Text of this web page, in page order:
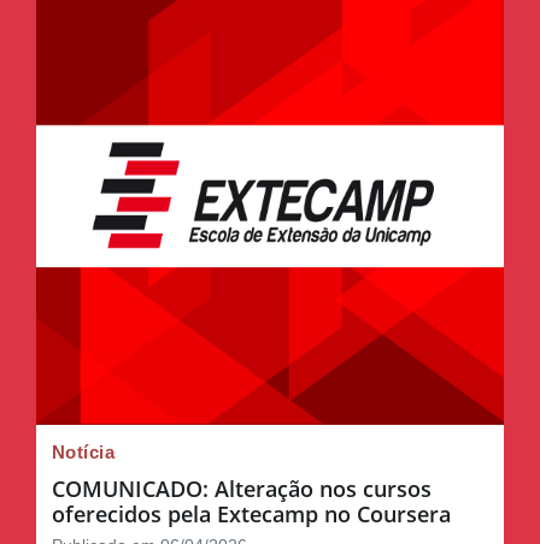
Notícia
COMUNICADO: Alteração nos cursos
oferecidos pela Extecamp no Coursera